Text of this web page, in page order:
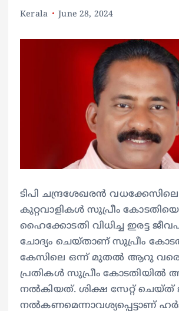
Kerala June 28, 2024
ടിപി ചന്ദ്രശേഖരൻ വധക്കേസിലെ
കുറ്റവാളികള്‍ സുപ്രീം കോടതിയെ
ഹൈക്കോടതി വിധിച്ച ഇരട്ട
ചോദ്യം ചെയ്താണ് സുപ്രീം
കേസിലെ ഒന്ന് മുതല്‍ ആറു
പ്രതികള്‍ സുപ്രീം കോടതിയിൽ
നല്‍കിയത്. ശിക്ഷ സേറ്റ് ചെയ്ത്
നല്‍കണമെന്നാവശ്യപ്പെട്ടാണ്